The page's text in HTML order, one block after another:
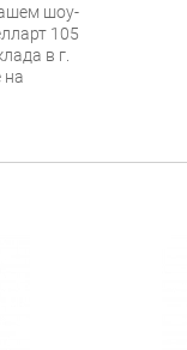
шоу-
105
в г.
на